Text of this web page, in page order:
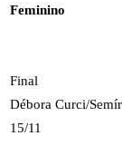
Feminino
Final
Débora Curci/
15/11